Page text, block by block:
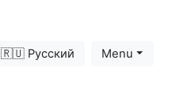
🇷🇺 Русский Menu